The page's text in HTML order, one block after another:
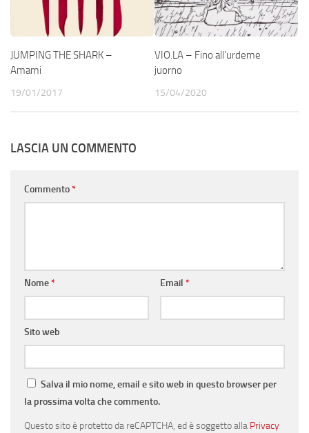
JUMPING THE SHARK –
Amami
19/01/2017
VIO.LA – Fino all’urdeme
juorno
15/04/2020
LASCIA UN COMMENTO
Commento*
Nome* Email *
Sito web
Salva il mio nome, email e sito web in questo browser per
la prossima volta che commento.
Questo sito è protetto da reCAPTCHA, ed è soggetto alla Privacy